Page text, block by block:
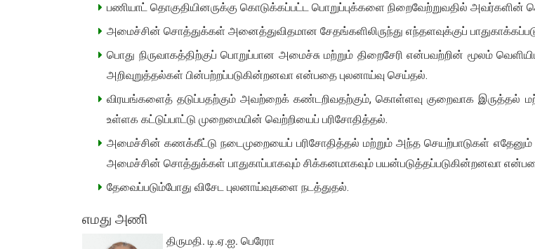
பணியாட் தொகுதியினருக்கு கொடுக்கப்பட்ட பொறுப்புக்களை நிறைவேற்றுவதில் அவர்களின்
அமைச்சின் சொத்துக்கள் அனைத்துவிதமான சேதங்களிலிருந்து எந்தளவுக்குப்
பொது நிருவாகத்திற்குப் பொறுப்பான அமைச்சு மற்றும் திறைசேரி என்பவற்றின் மூலம்
அறிவுறுத்தல்கள் பின்பற்றப்படுகின்றனவா என்பதை புலனாய்வு செய்தல்.
விரயங்களைத் தடுப்பதற்கும் அவற்றைக் கண்டறிவதற்கும், கொள்ளவு குறைவாக இருத்தல்
உள்ளக கட்டுப்பாட்டு முறைமையின் வெற்றியைப் பரிசோதித்தல்.
அமைச்சின் கணக்கீட்டு நடைமுறையைப் பரிசோதித்தல் மற்றும் அந்த செயற்பாடுகள்
அமைச்சின் சொத்துக்கள் பாதுகாப்பாகவும் சிக்கனமாகவும் பயன்படுத்தப்படுகின்றனவா
தேவைப்படும்போது விசேட புலனாய்வுகளை நடத்துதல்.
எமது அணி
திருமதி. டி.ஏ.ஐ. பெரேரா